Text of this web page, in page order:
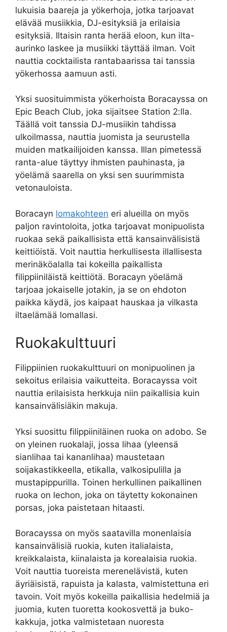
lukuisia baareja ja yökerhoja, jotka tarjoavat
elävää musiikkia, DJ-esityksiä ja erilaisia ​​
esityksiä. Iltaisin ranta herää eloon, kun ilta-
aurinko laskee ja musiikki täyttää ilman. Voit
nauttia cocktailista rantabaarissa tai tanssia
yökerhossa aamuun asti.
Yksi suosituimmista yökerhoista Boracayssa on
Epic Beach Club, joka sijaitsee Station 2:lla.
Täällä voit tanssia DJ-musiikin tahdissa
ulkoilmassa, nauttia juomista ja seurustella
muiden matkailijoiden kanssa. Illan pimetessä
ranta-alue täyttyy ihmisten pauhinasta, ja
yöelämä saarella on yksi sen suurimmista
vetonauloista.
Boracayn lomakohteen eri alueilla on myös
paljon ravintoloita, jotka tarjoavat monipuolista
ruokaa sekä paikallisista että kansainvälisistä
keittiöistä. Voit nauttia herkullisesta illallisesta
merinäköalalla tai kokeilla paikallista
filippiiniläistä keittiötä. Boracayn yöelämä
tarjoaa jokaiselle jotakin, ja se on ehdoton
paikka käydä, jos kaipaat hauskaa ja vilkasta
iltaelämää lomallasi.
Ruokakulttuuri
Filippiinien ruokakulttuuri on monipuolinen ja
sekoitus erilaisia vaikutteita. Boracayssa voit
nauttia erilaisista herkkuja niin paikallisia kuin
kansainvälisiäkin makuja.
Yksi suosittu filippiiniläinen ruoka on adobo. Se
on yleinen ruokalaji, jossa lihaa (yleensä
sianlihaa tai kananlihaa) maustetaan
soijakastikkeella, etikalla, valkosipulilla ja
mustapippurilla. Toinen herkullinen paikallinen
ruoka on lechon, joka on täytetty kokonainen
porsas, joka paistetaan hitaasti.
Boracayssa on myös saatavilla monenlaisia ​​
kansainvälisiä ruokia, kuten italialaista,
kreikkalaista, kiinalaista ja korealaisia ruokia.
Voit nauttia tuoreista merenelävistä, kuten
äyriäisistä, rapuista ja kalasta, valmistettuna eri
tavoin. Voit myös kokeilla paikallisia hedelmiä ja
juomia, kuten tuoretta kookosvettä ja buko-
kakkuja, jotka valmistetaan nuoresta